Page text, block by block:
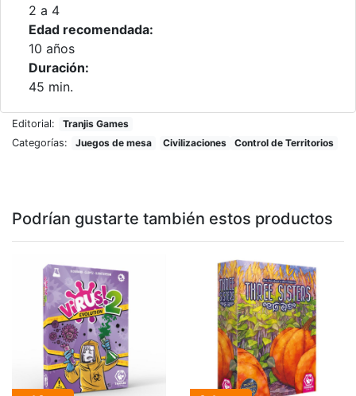
2 a 4
Edad recomendada:
10 años
Duración:
45 min.
Editorial:
Tranjis Games
Categorías:
Juegos de mesa Civilizaciones Control de Territorios
Podrían gustarte también estos productos